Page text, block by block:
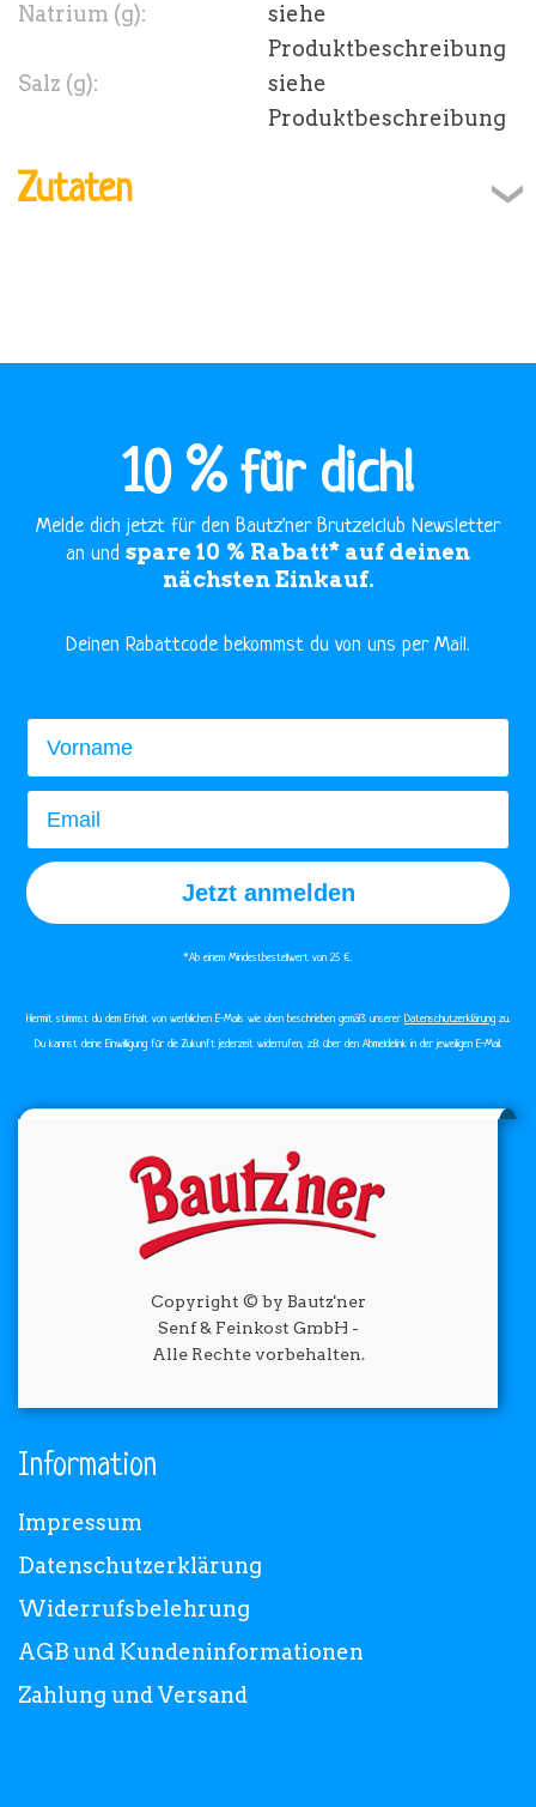
Natrium (g):
siehe
Produktbeschreibung
Salz (g):
siehe
Produktbeschreibung
Zutaten
10 % für dich!
Melde dich jetzt für den Bautz'ner Brutzelclub Newsletter
an und spare 10 % Rabatt* auf deinen
nächsten Einkauf.
​Deinen Rabattcode bekommst du von uns per Mail.
Vorname
Email
Jetzt anmelden
*Ab einem Mindestbestellwert von 25 €.​
Hiermit stimmst du dem Erhalt von werblichen E-Mails wie oben beschrieben gemäß unserer Datenschutzerklärung zu.
Du kannst deine Einwilligung für die Zukunft jederzeit widerrufen, z.B. über den Abmeldelink in der jeweiligen E-Mail.
Information
Impressum
Datenschutzerklärung
Widerrufsbelehrung
AGB und Kundeninformationen
Zahlung und Versand
Copyright © by Bautz'ner
Senf & Feinkost GmbH -
Alle Rechte vorbehalten.